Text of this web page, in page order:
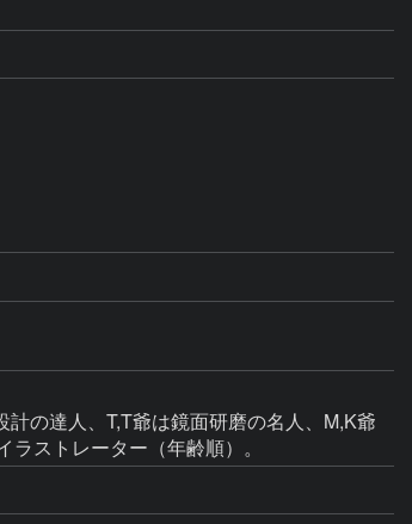
の達人、T,T爺は鏡面研磨の名人、M,K爺